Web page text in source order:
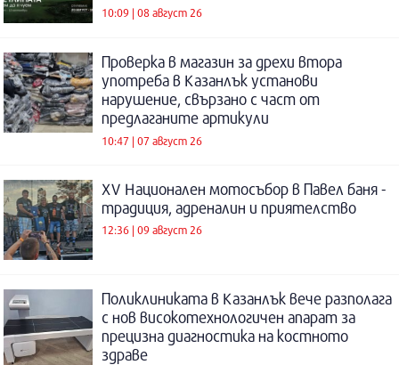
10:09 | 08 август 26
Проверка в магазин за дрехи втора
употреба в Казанлък установи
нарушение, свързано с част от
предлаганите артикули
10:47 | 07 август 26
XV Национален мотосъбор в Павел баня -
традиция, адреналин и приятелство
12:36 | 09 август 26
Поликлиниката в Казанлък вече разполага
с нов високотехнологичен апарат за
прецизна диагностика на костното
здраве